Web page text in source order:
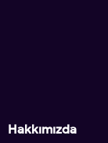
Hakkımızda